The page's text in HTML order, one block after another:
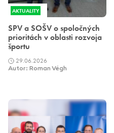
AKTUALITY
SPV a SOŠV o spoločných
prioritách v oblasti rozvoja
športu
29.06.2026
Autor: Roman Végh